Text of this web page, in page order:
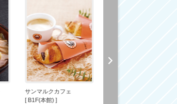
サンマルクカフェ
[ B1F(本館) ]